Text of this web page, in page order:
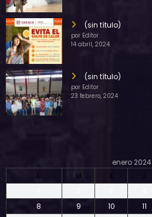
(sin título)
por Editor
14 abril, 2024
(sin título)
por Editor
23 febrero, 2024
enero 2024
L
M X J
8
9 10 11